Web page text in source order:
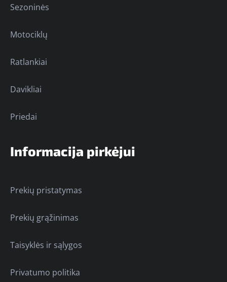
Sezoninės
Motociklų
Ratlankiai
Davikliai
Priedai
Informacija pirkėjui
Prekių pristatymas
Prekių grąžinimas
Taisyklės ir sąlygos
Privatumo politika